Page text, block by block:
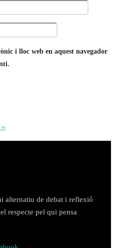
i lloc web en aquest navegador
»
alternatiu de debat i reflexió
respecte pel qui pensa